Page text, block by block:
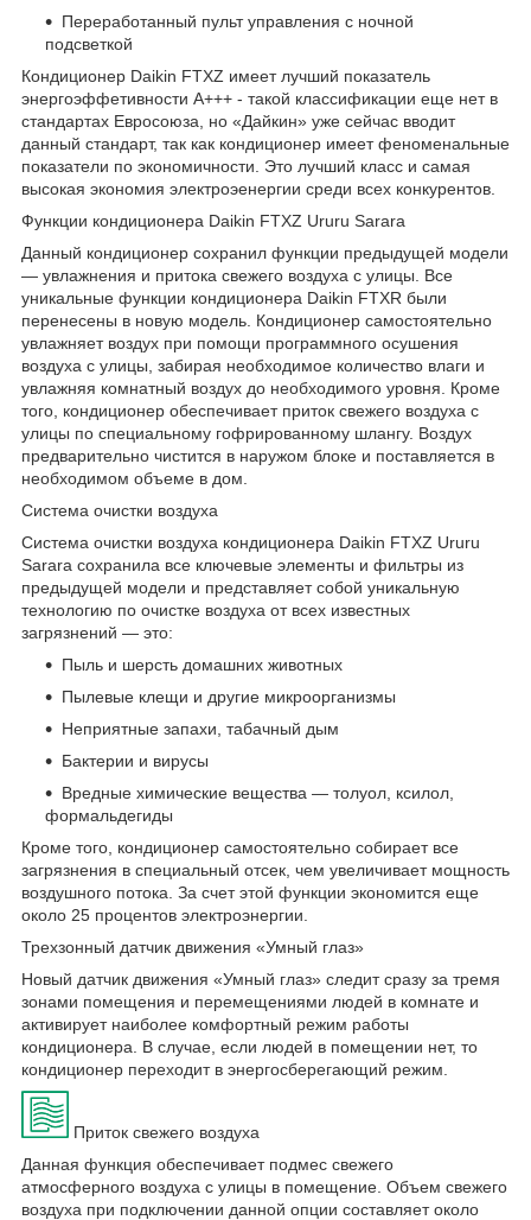
Переработанный пульт управления с ночной
подсветкой
Кондиционер Daikin FTXZ имеет лучший показатель
энергоэффетивности A+++ - такой классификации еще нет в
стандартах Евросоюза, но «Дайкин» уже сейчас вводит
данный стандарт, так как кондиционер имеет феноменальные
показатели по экономичности. Это лучший класс и самая
высокая экономия электроэенeргии среди всех конкурентов.
Функции кондиционера Daikin FTXZ Ururu Sarara
Данный кондиционер сохранил функции предыдущей модели
— увлажнения и притока свежего воздуха с улицы. Все
уникальные функции кондиционера Daikin FTXR были
перенесены в новую модель. Кондиционер самостоятельно
увлажняет воздух при помощи программного осушения
воздуха с улицы, забирая необходимое количество влаги и
увлажняя комнатный воздух до необходимого уровня. Кроме
того, кондиционер обеспечивает приток свежего воздуха с
улицы по специальному гофрированному шлангу. Воздух
предварительно чистится в наружом блоке и поставляется в
необходимом объеме в дом.
Система очистки воздуха
Система очистки воздуха кондиционера Daikin FTXZ Ururu
Sarara сохранила все ключевые элементы и фильтры из
предыдущей модели и представляет собой уникальную
технологию по очистке воздуха от всех известных
загрязнений — это:
Пыль и шерсть домашних животных
Пылевые клещи и другие микроорганизмы
Неприятные запахи, табачный дым
Бактерии и вирусы
Вредные химические вещества — толуол, ксилол,
формальдегиды
Кроме того, кондиционер самостоятельно собирает все
загрязнения в специальный отсек, чем увеличивает мощность
воздушного потока. За счет этой функции экономится еще
около 25 процентов электроэнергии.
Трехзонный датчик движения «Умный глаз»
Новый датчик движения «Умный глаз» следит сразу за тремя
зонами помещения и перемещениями людей в комнате и
активирует наиболее комфортный режим работы
кондиционера. В случае, если людей в помещении нет, то
кондиционер переходит в энергосберегающий режим.
Приток свежего воздуха
Данная функция обеспечивает подмес свежего
атмосферного воздуха с улицы в помещение. Объем свежего
воздуха при подключении данной опции составляет около